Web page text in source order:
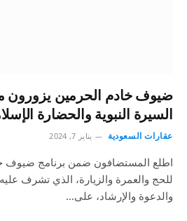
ضيوف خادم الحرمين
السيرة النبوية والحضارة
عقارات السعودية يناير 7, 2024
اطلع المستضافون ضمن برنامج ضيوف
للحج والعمرة والزيارة، الذي تشرف
والدعوة والإرشاد، على…